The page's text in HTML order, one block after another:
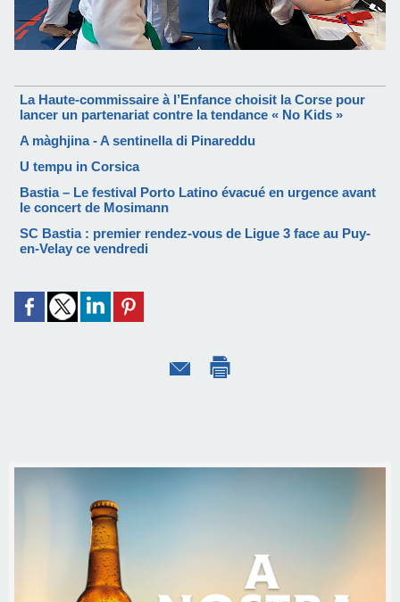
La Haute-commissaire à l’Enfance choisit la Corse pour
lancer un partenariat contre la tendance « No Kids »
A màghjina - A sentinella di Pinareddu
U tempu in Corsica
Bastia – Le festival Porto Latino évacué en urgence avant
le concert de Mosimann
SC Bastia : premier rendez-vous de Ligue 3 face au Puy-
en-Velay ce vendredi